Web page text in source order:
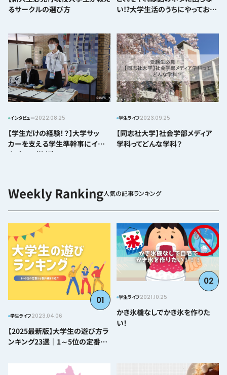
るサークルの選び方
い!?大学生活のうちにやっておい
てよかったこと3選！
インタビュー2022.08.25
【学生だけの経験！？】大学サッ
カーを支える学生準幹事にイン
タビュー（後編）
学生ライフ2023.09.25
【同志社大学】社会学部メディア
学科ってどんな学科？
人気の記事ランキング
01
学生ライフ2023.04.06
【2025最新版】大学生の遊び方ラ
ンキング23選｜1～5位の定番か
02
学生ライフ2021.10.25
かき氷機なしでかき氷を作りた
い！